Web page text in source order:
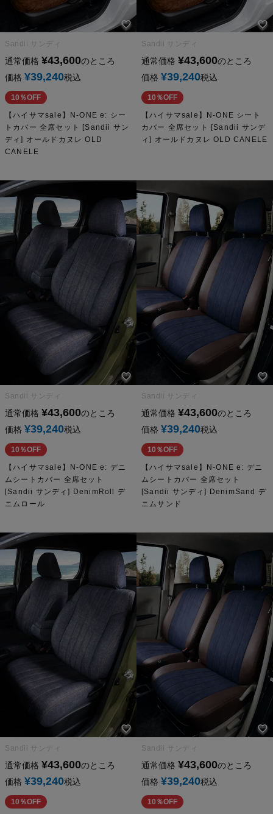
Sandii サンディ
通常価格 ¥43,600のところ
価格 ¥39,240税込
10％OFF
【ハイサマsale】N-ONE e: シー
トカバー 全席セット [Sandii サン
ディ] オールドカヌレ OLD
CANELE
Sandii サンディ
通常価格 ¥43,600のところ
価格 ¥39,240税込
10％OFF
【ハイサマsale】N-ONE シート
カバー 全席セット [Sandii サンデ
ィ] オールドカヌレ OLD CANELE
Sandii サンディ
通常価格 ¥43,600のところ
価格 ¥39,240税込
10％OFF
【ハイサマsale】N-ONE e: デニ
ムシートカバー 全席セット
[Sandii サンディ] DenimRoll デ
ニムロール
Sandii サンディ
通常価格 ¥43,600のところ
価格 ¥39,240税込
10％OFF
【ハイサマsale】N-ONE e: デニ
ムシートカバー 全席セット
[Sandii サンディ] DenimSand デ
ニムサンド
Sandii サンディ
通常価格 ¥43,600のところ
価格 ¥39,240税込
10％OFF
Sandii サンディ
通常価格 ¥43,600のところ
価格 ¥39,240税込
10％OFF